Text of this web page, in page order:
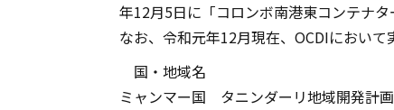
年12月5日に「コロンボ南港東コンテナ
なお、令和元年12月現在、OCDIにおいて
国・地域名
ミャンマー国
タニンダーリ地域開発計